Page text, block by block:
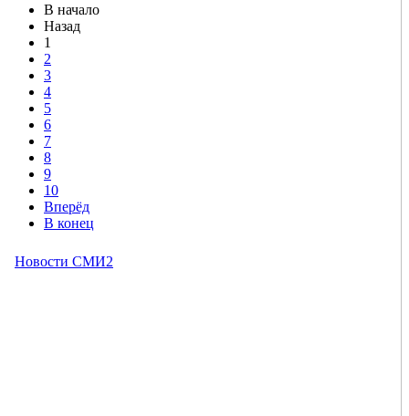
В начало
Назад
1
2
3
4
5
6
7
8
9
10
Вперёд
В конец